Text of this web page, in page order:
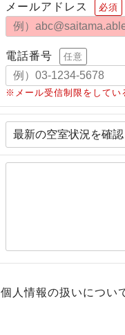
メールアドレス 必須
電話番号 任意
※メール受信制限をしてい
個人情報の扱いについ